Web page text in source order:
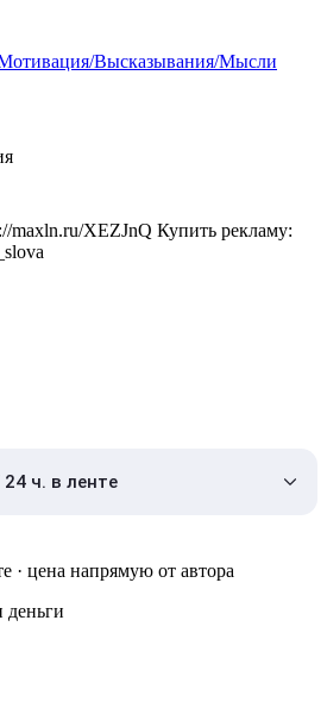
Высказывания/Мысли
maxln.ru/XEZJnQ Купить рекламу:
ч. в ленте
· цена напрямую от автора
деньги